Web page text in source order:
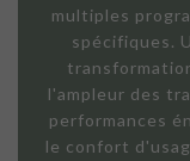
multiples
spécifiques.
l'ampleur des
performances
le confort